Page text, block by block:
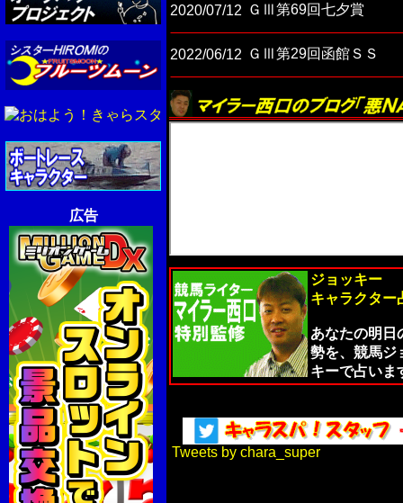
広告
2020/07/12 ＧⅢ第69回七夕賞
2022/06/12 ＧⅢ第29回函館ＳＳ
ジョッキー
キャラクター
あなたの明日
勢を、競馬ジ
キーで占いま
Tweets by chara_super